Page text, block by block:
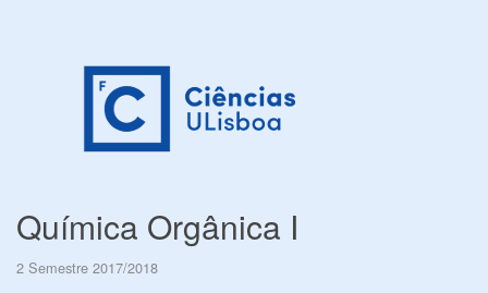
Química Orgânica I
2 Semestre 2017/2018